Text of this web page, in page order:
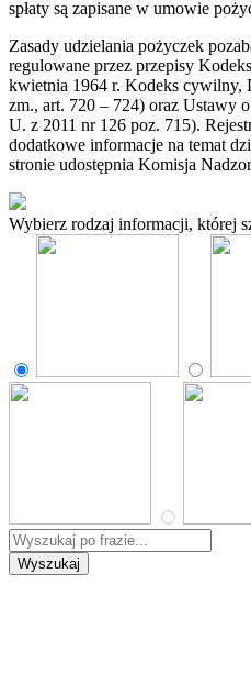
spłaty są zapisane w umowie
Zasady udzielania pożyczek
regulowane przez przepisy
kwietnia 1964 r. Kodeks cywilny,
zm., art. 720 – 724) oraz Ustawy
U. z 2011 nr 126 poz. 715).
dodatkowe informacje na temat
stronie udostępnia Komisja
Wybierz rodzaj informacji, której